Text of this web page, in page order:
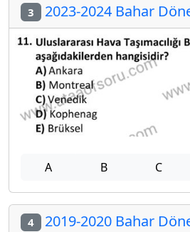
3 2023-2024 Bahar
A B C
4 2019-2020 Bahar